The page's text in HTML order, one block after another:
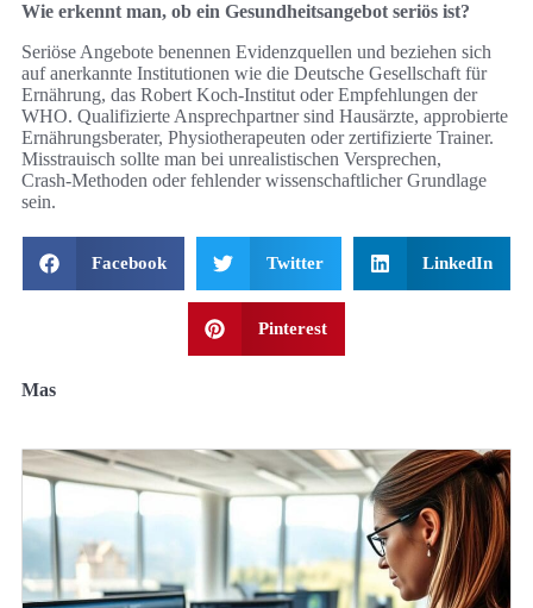
Wie erkennt man, ob ein Gesundheitsangebot seriös ist?
Seriöse Angebote benennen Evidenzquellen und beziehen sich
auf anerkannte Institutionen wie die Deutsche Gesellschaft für
Ernährung, das Robert Koch‑Institut oder Empfehlungen der
WHO. Qualifizierte Ansprechpartner sind Hausärzte, approbierte
Ernährungsberater, Physiotherapeuten oder zertifizierte Trainer.
Misstrauisch sollte man bei unrealistischen Versprechen,
Crash‑Methoden oder fehlender wissenschaftlicher Grundlage
sein.
Facebook Twitter LinkedIn
Pinterest
Mas